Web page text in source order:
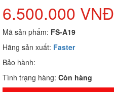
6.500.000 VNĐ
Mã sản phẩm: FS-A19
Hãng sản xuất: Faster
Bảo hành:
Tình trạng hàng: Còn hàng